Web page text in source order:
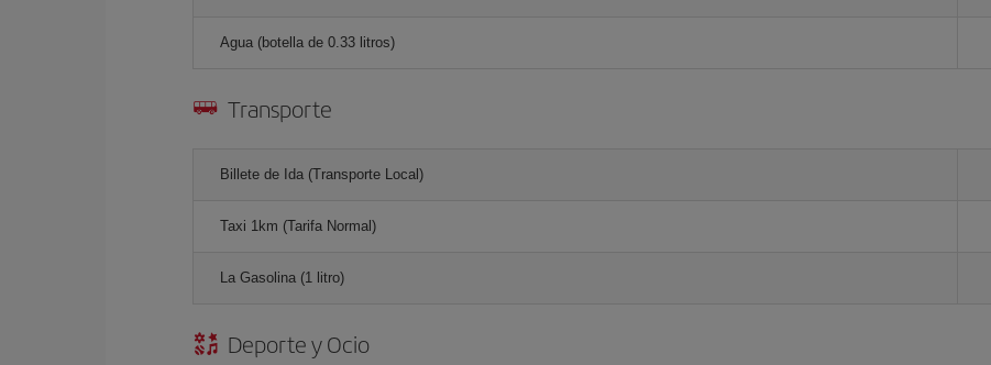
Agua (botella de 0.33 litros)
Transporte
Billete de Ida (Transporte Local)
Taxi 1km (Tarifa Normal)
La Gasolina (1 litro)
Deporte y Ocio